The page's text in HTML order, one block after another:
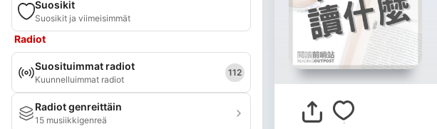
Suosikit
Suosikit ja viimeisimmät
Radiot
Suosituimmat radiot
Kuunnelluimmat radiot
112
Radiot genreittäin
15 musiikkigenreä